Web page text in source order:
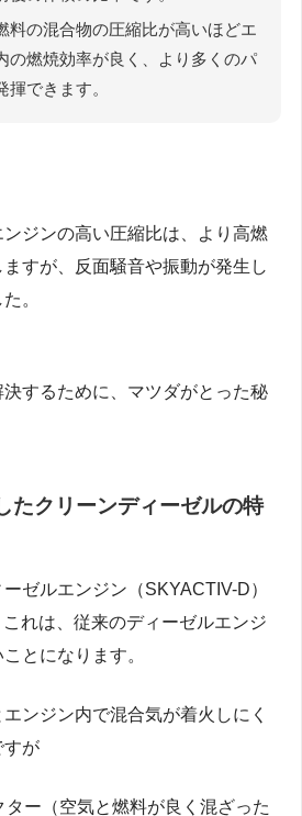
料の混合物の圧縮比が高いほどエ
の燃焼効率が良く、より多くのパ
揮できます。
ジンの高い圧縮比は、より高燃
すが、反面騒音や振動が発生し
。
するために、マツダがとった秘
たクリーンディーゼルの特
ゼルエンジン（SKYACTIV-D）
れは、従来のディーゼルエンジ
とになります。
ンジン内で混合気が着火しにく
すが
ー（空気と燃料が良く混ざった